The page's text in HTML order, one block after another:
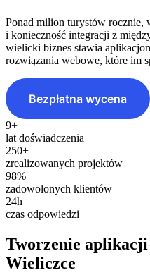
Ponad milion turystów rocznie,
i konieczność integracji z
wielicki biznes stawia
rozwiązania webowe, które im
Bezpłatna wycena
9+
lat doświadczenia
250+
zrealizowanych projektów
98%
zadowolonych klientów
24h
czas odpowiedzi
Tworzenie
Wieliczce